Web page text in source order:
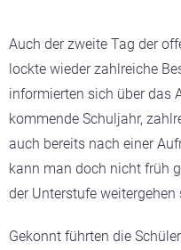
Auch der zweite Tag der
lockte wieder zahlreiche
informierten sich über das
kommende Schuljahr,
auch bereits nach einer
kann man doch nicht früh
der Unterstufe weitergehen
Gekonnt führten die